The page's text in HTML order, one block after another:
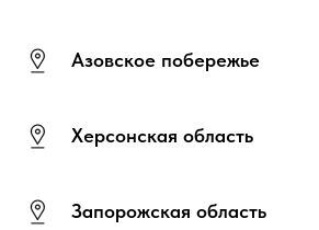
Азовское побережье
Херсонская область
Запорожская область